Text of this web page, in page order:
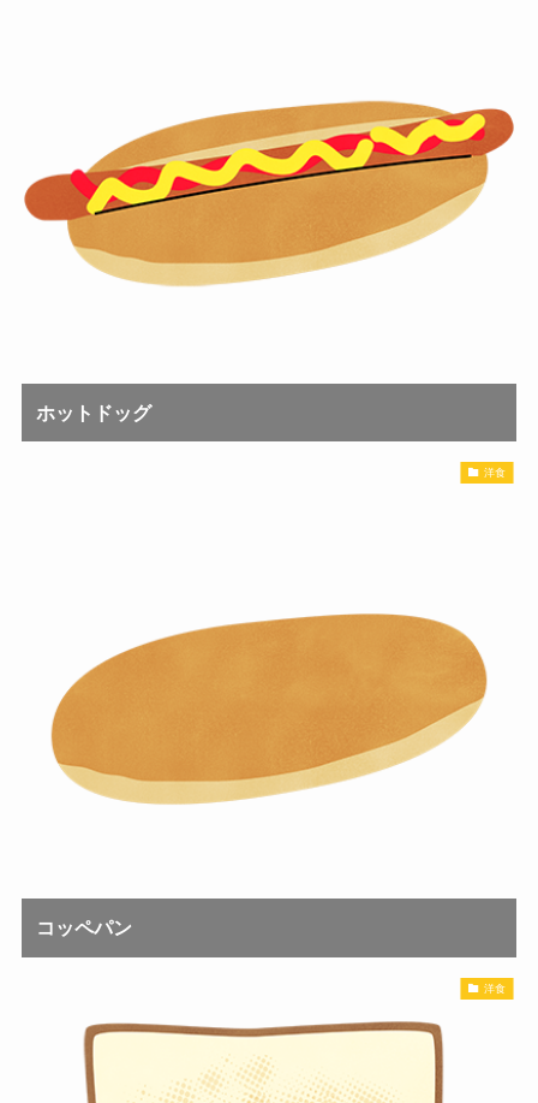
ホットドッグ
洋食
コッペパン
洋食